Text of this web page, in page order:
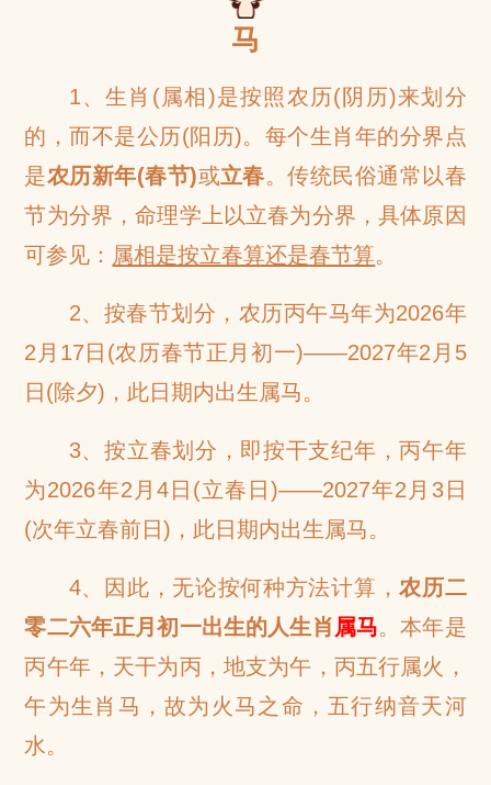
马
1、生肖(属相)是按照农历(阴历)来划分
的，而不是公历(阳历)。每个生肖年的分界点
是农历新年(春节)或立春。传统民俗通常以春
节为分界，命理学上以立春为分界，具体原因
可参见： 属相是按立春算还是春节算。
2、按春节划分，农历丙午马年为2026年
2月17日(农历春节正月初一)——2027年2月5
日(除夕)，此日期内出生属马。
3、按立春划分，即按干支纪年，丙午年
为2026年2月4日(立春日)——2027年2月3日
(次年立春前日)，此日期内出生属马。
4、因此，无论按何种方法计算，农历二
零二六年正月初一出生的人生肖属马。本年是
丙午年，天干为丙，地支为午，丙五行属火，
午为生肖马，故为火马之命，五行纳音天河
水。